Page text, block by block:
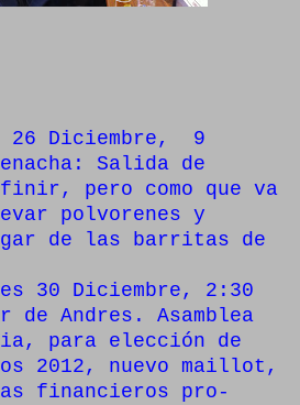
26 Diciembre, 9
Salida de
pero como que va
polvorenes y
de las barritas de
30 Diciembre, 2:30
Andres. Asamblea
para elección de
2012, nuevo maillot,
financieros pro-